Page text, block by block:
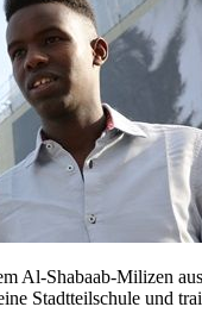
Al-Shabaab-Milizen aus
Stadtteilschule und